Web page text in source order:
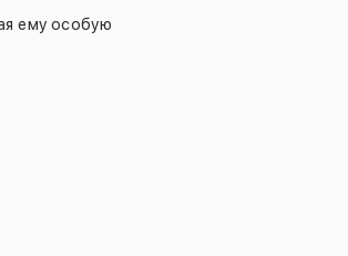
ему особую